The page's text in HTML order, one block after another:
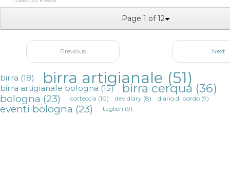
Page 1 of 12
Previous Next
birra (18) birra artigianale (51)
birra artigianale bologna (15) birra cerqua (36)
bologna (23) corteccia (10) dev diary (8) diario di bordo (9)
eventi bologna (23) taglieri (9)